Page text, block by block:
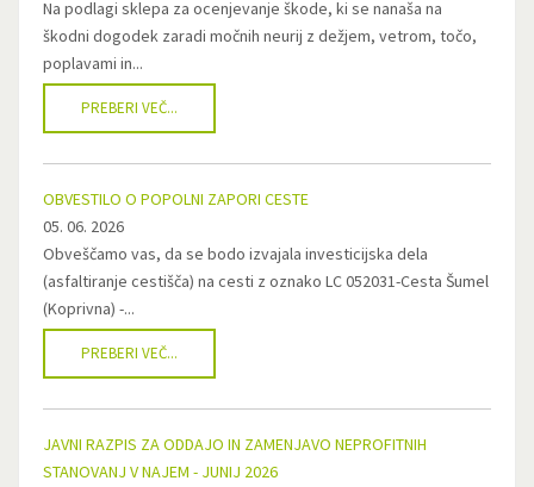
Na podlagi sklepa za ocenjevanje škode, ki se nanaša na
škodni dogodek zaradi močnih neurij z dežjem, vetrom, točo,
poplavami in...
PREBERI VEČ...
OBVESTILO O POPOLNI ZAPORI CESTE
05. 06. 2026
Obveščamo vas, da se bodo izvajala investicijska dela
(asfaltiranje cestišča) na cesti z oznako LC 052031-Cesta Šumel
(Koprivna) -...
PREBERI VEČ...
JAVNI RAZPIS ZA ODDAJO IN ZAMENJAVO NEPROFITNIH
STANOVANJ V NAJEM - JUNIJ 2026